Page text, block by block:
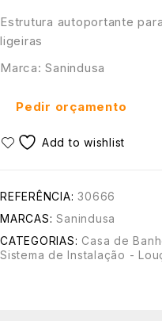
Estrutura autoportante
ligeiras
Marca: Sanindusa
Pedir orçamento
REFERÊNCIA: 30666
MARCAS: Sanindusa
CATEGORIAS: Casa de
Sistema de Instalação -